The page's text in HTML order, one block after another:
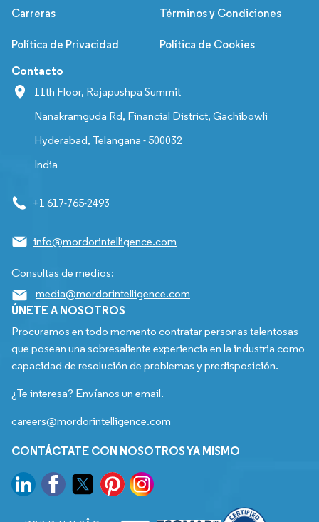
Carreras Términos y Condiciones
Política de Privacidad Política de Cookies
Contacto
11th Floor, Rajapushpa Summit
Nanakramguda Rd, Financial District, Gachibowli
Hyderabad, Telangana - 500032
India
+1 617-765-2493
info@mordorintelligence.com
Consultas de medios:
media@mordorintelligence.com
ÚNETE A NOSOTROS
Procuramos en todo momento contratar personas talentosas
que posean una sobresaliente experiencia en la industria como
capacidad de resolución de problemas y predisposición.
¿Te interesa? Envíanos un email.
careers@mordorintelligence.com
CONTÁCTATE CON NOSOTROS YA MISMO